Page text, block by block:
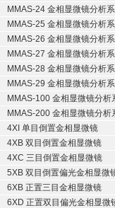
MMAS-24 金相显微镜分析系
MMAS-25 金相显微镜分析系
MMAS-26 金相显微镜分析系
MMAS-27 金相显微镜分析系
MMAS-28 金相显微镜分析系
MMAS-29 金相显微镜分析系
MMAS-100 金相显微镜分析
MMAS-200 金相显微镜分析
4XI 单目倒置金相显微镜
4XB 双目倒置金相显微镜
4XC 三目倒置金相显微镜
5XB 双目倒置偏光金相显微
6XB 正置三目金相显微镜
6XD 正置双目偏光金相显微